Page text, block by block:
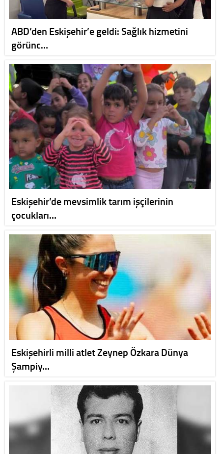
ABD’den Eskişehir’e geldi: Sağlık hizmetini
görünc…
Eskişehir’de mevsimlik tarım işçilerinin
çocukları…
Eskişehirli milli atlet Zeynep Özkara Dünya
Şampiy…